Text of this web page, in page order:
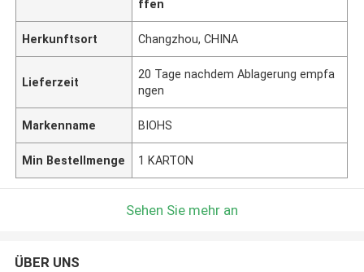
ffen
Herkunftsort Changzhou, CHINA
Lieferzeit
20 Tage nachdem Ablagerung empfa
ngen
Markenname BIOHS
Min Bestellmenge 1 KARTON
Sehen Sie mehr an
ÜBER UNS